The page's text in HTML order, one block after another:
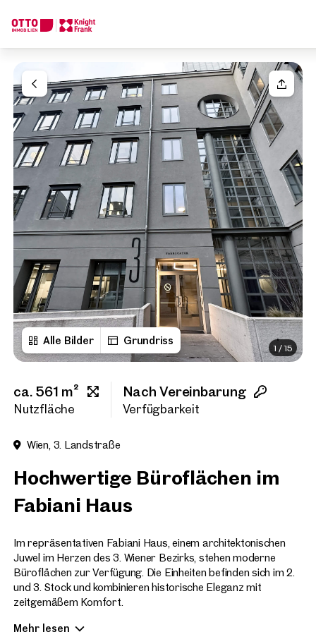
Alle Bilder Grundriss
1 /15
ca. 561 m²
Nutzfläche
Nach Vereinbarung
Verfügbarkeit
Wien, 3. Landstraße
Hochwertige Büroflächen im
Fabiani Haus
Im repräsentativen Fabiani Haus, einem architektonischen
Juwel im Herzen des 3. Wiener Bezirks, stehen moderne
Büroflächen zur Verfügung. Die Einheiten befinden sich im 2.
und 3. Stock und kombinieren historische Eleganz mit
zeitgemäßem Komfort.
Mehr lesen
Ihre Anfrage
Ihre Nachricht
Anrede
Bitte wählen
Titel(optional)
Vorname
Nachname
Rückruf-Service
Ich habe die AGB und
Wir finden Ihre
Traumimmobilie
Sagen Sie uns was Sie suchen und wir finden Ihre
Wie möchten Sie uns kontaktieren?
Online
Immobilie konfigurieren & finden lassen
Direkte:r Ansprechpartner:in
Anrufen oder Rückruf vereinbaren